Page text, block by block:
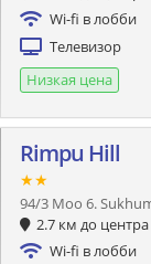
Wi-fi в лобби
Телевизор
Низкая цена
Rimpu Hill
★★
94/3 Moo 6.
2.7 км до центра
Wi-fi в лобби